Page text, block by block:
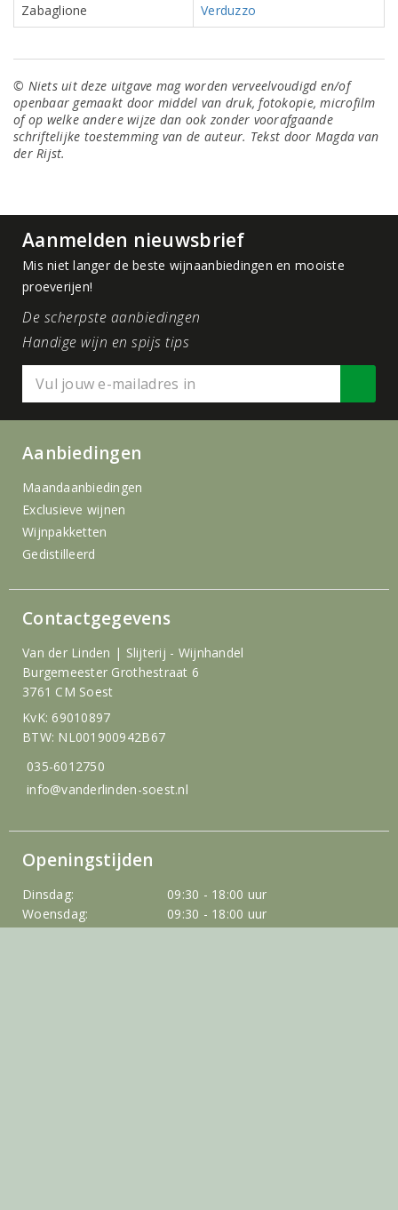
Zabaglione
Verduzzo
© Niets uit deze uitgave mag worden verveelvoudigd en/of
openbaar gemaakt door middel van druk, fotokopie, microfilm
of op welke andere wijze dan ook zonder voorafgaande
schriftelijke toestemming van de auteur. Tekst door Magda van
der Rijst.
Aanmelden nieuwsbrief
Mis niet langer de beste wijnaanbiedingen en mooiste
proeverijen!
De scherpste aanbiedingen
Handige wijn en spijs tips
Aanbiedingen
Maandaanbiedingen
Exclusieve wijnen
Wijnpakketten
Gedistilleerd
Contactgegevens
Van der Linden | Slijterij - Wijnhandel
Burgemeester Grothestraat 6
3761 CM Soest
KvK: 69010897
BTW: NL001900942B67
035-6012750
info@vanderlinden-soest.nl
Openingstijden
Dinsdag:
09:30 - 18:00 uur
Woensdag:
09:30 - 18:00 uur
Donderdag:
09:30 - 18:00 uur